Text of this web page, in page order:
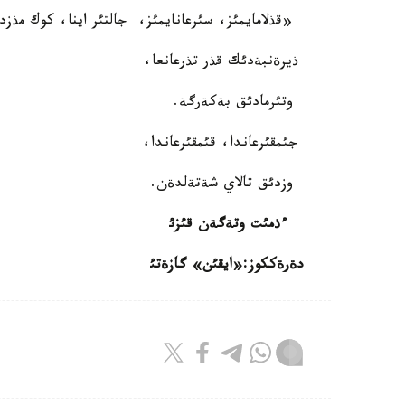
«قذلامايمئز، سئرعانايمئز، جالتئر اينا، كوك
ذيرةنبةدئك قذر تذرعانعا،
وتئرمادئق بةكةرگة.
جئمقئرعاندا، قئمقئرعاندا،
وزدئق تالاي شةتةلدةن.
ءذمئت وتةگةن قئزئ
دةرةككوز:«ايقئن» گازةتئ